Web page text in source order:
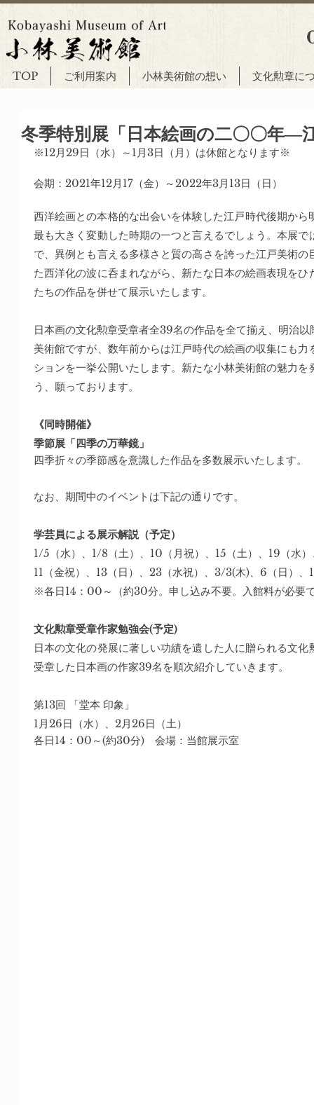
TOP ご利用案内 小林美術館の想い 文化勲章に
冬季特別展「日本絵画の二〇〇年―
※12月29日（水）～1月3日（月）は休館となります※
会期：2021年12月17（金）～2022年3月13日（日）
西洋絵画との本格的な出会いを体験した江戸時代後期か
最も大きく変動した時期の一つと言えるでしょう。本展
で、異例とも言える多様さと質の高さを誇った江戸美術
た西洋化の波に呑まれながら、新たな日本の絵画表現を
たちの作品を併せて展示いたします。
日本画の文化勲章受章者全39名の作品を全て揃え、明治
美術館ですが、数年前からは江戸時代の絵画の収集にも
ションを一挙公開いたします。新たな小林美術館の魅力
う、願っております。
《同時開催》
季節展「四季の万華鏡」
四季折々の季節感を意識した作品を多数展示いたします。
なお、期間中のイベントは下記の通りです。
学芸員による展示解説（予定）
1/5（水）、1/8（土）、10（月祝）、15（土）、19（水
11（金祝）、13（日）、23（水祝）、3/3(木)、6（日）、
※各日14：00～（約30分。申し込み不要。入館料が必要
文化勲章受章作家勉強会(予定)
日本の文化の発展に著しい功績を遺した人に贈られる文
受章した日本画の作家39名を順次紹介していきます。
第13回 「堂本 印象」
1月26日（水）、2月26日（土）
各日14：00～(約30分)　会場：当館展示室